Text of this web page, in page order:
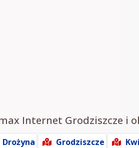
Internet Grodziszcze i
Drożyna Grodziszcze